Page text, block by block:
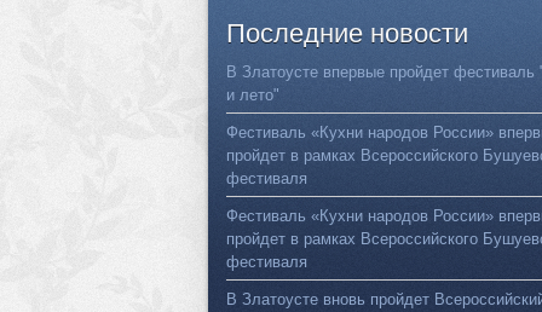
Последние новости
В Златоусте впервые пройдет фестиваль
и лето"
Фестиваль «Кухни народов России»
пройдет в рамках Всероссийского
фестиваля
Фестиваль «Кухни народов России»
пройдет в рамках Всероссийского
фестиваля
В Златоусте вновь пройдет